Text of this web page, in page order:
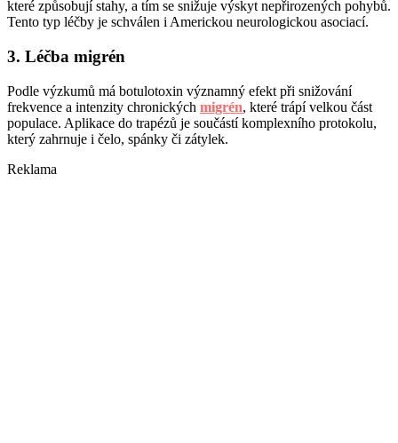
které způsobují stahy, a tím se snižuje výskyt nepřirozených pohybů.
Tento typ léčby je schválen i Americkou neurologickou asociací.
3. Léčba migrén
Podle výzkumů má botulotoxin významný efekt při snižování
frekvence a intenzity chronických migrén, které trápí velkou část
populace. Aplikace do trapézů je součástí komplexního protokolu,
který zahrnuje i čelo, spánky či zátylek.
Reklama